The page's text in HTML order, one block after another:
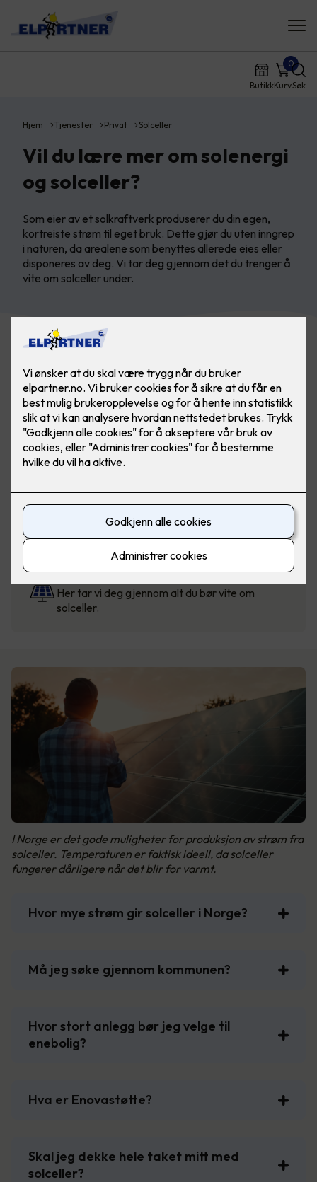
ButikkKurv
0
Søk
Hjem Tjenester Privat Solceller
Vil du lære mer om solenergi
og solceller?
Som eier av et solkraftverk produserer du din egen,
kortreiste strøm til eget bruk. Dette gjør du uten inngrep
i naturen, da arealene som benyttes allerede eies eller
disponeres av deg. Vi tar deg gjennom det du trenger å
vite om solceller under.
Solcellekalkulator
Beregn pris for solceller til bolig, fritidsbolig og
mindre næringsbygg.
Solcellestøtte fra Enova
Visste du at du kan få støtte når du velger
klimasmarte løsninger?
Hva er fordelene med solceller?
Her tar vi deg gjennom alt du bør vite om
solceller.
I Norge er det gode muligheter for produksjon av strøm fra
solceller. Temperaturen er faktisk ideell, da solceller
fungerer dårligere når det blir for varmt.
Hvor mye strøm gir solceller i Norge?
Må jeg søke gjennom kommunen?
Hvor stort anlegg bør jeg velge til
enebolig?
Hva er Enovastøtte?
Skal jeg dekke hele taket mitt med
solceller?